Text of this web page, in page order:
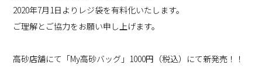
2020年7月1日よりレジ袋を有料化いたします。
ご理解とご協力をお願い申し上げます。
高砂店舗にて「My高砂バッグ」1000円（税込）にて新発売！！